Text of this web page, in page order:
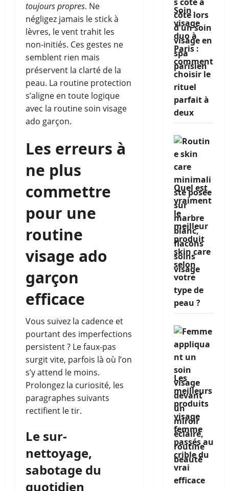
toujours propres. Ne
négligez jamais le stick à
lèvres, le vent trahit les
non-initiés. Ces gestes ne
semblent rien mais
préservent la clarté de la
peau. La routine protection
s’aligne en toute logique
avec la routine soin visage
ado garçon.
Les erreurs à
ne plus
commettre
pour une
routine
visage ado
garçon
efficace
Vous suivez la cadence et
pourtant des imperfections
persistent ? Le faux-pas
surgit vite, parfois là où l’on
s’y attend le moins.
Prolongez la curiosité, les
paragraphes suivants
rectifient le tir.
Le sur-
nettoyage,
sabotage du
quotidien
Soin
visage
duo à
Paris :
comment
choisir le
rituel
parfait à
deux
Quel est
vraiment
le
meilleur
produit
skin care
selon
votre
type de
peau ?
Les
meilleurs
produits
visage
femme
passés au
crible du
vrai
efficace